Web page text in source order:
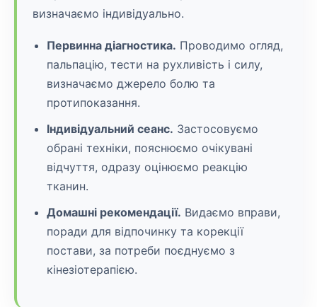
визначаємо індивідуально.
Первинна діагностика. Проводимо огляд,
пальпацію, тести на рухливість і силу,
визначаємо джерело болю та
протипоказання.
Індивідуальний сеанс. Застосовуємо
обрані техніки, пояснюємо очікувані
відчуття, одразу оцінюємо реакцію
тканин.
Домашні рекомендації. Видаємо вправи,
поради для відпочинку та корекції
постави, за потреби поєднуємо з
кінезіотерапією.